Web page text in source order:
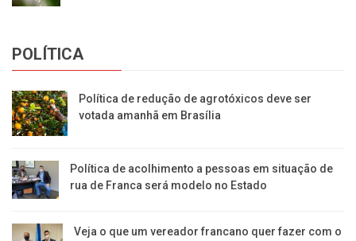
POLÍTICA
Política de redução de agrotóxicos deve ser
votada amanhã em Brasília
Política de acolhimento a pessoas em situação de
rua de Franca será modelo no Estado
Veja o que um vereador francano quer fazer com o